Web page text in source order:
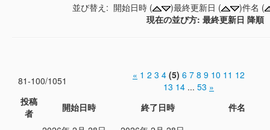
並び替え: 開始日時 ( )最終更新日 (
)件名 (
現在の並び方: 最終更新日 降順
81-100/1051 « 1 2 3 4 (5) 6 7 8 9 10 11 12
13 14 ... 53 »
投稿
者
開始日時 終了日時 件名